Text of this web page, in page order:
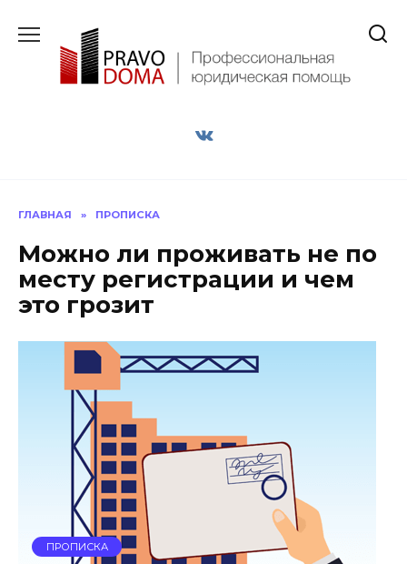
содержанию
ГЛАВНАЯ » ПРОПИСКА
Можно ли проживать не по
месту регистрации и чем
это грозит
ПРОПИСКА